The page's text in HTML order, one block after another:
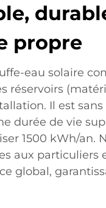
propre
eau solaire
réservoirs
Il est sans
durée de vie
1500 kWh/an.
aux particuliers
global,